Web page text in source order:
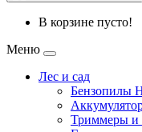
В корзине пусто!
Меню
Лес и сад
Бензопилы
Триммеры и